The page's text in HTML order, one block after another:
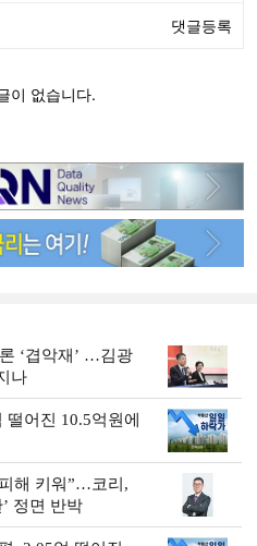
‘겹악재’ …김광
나
떨어진 10.5억원에
해 키워”…코리,
정면 반박